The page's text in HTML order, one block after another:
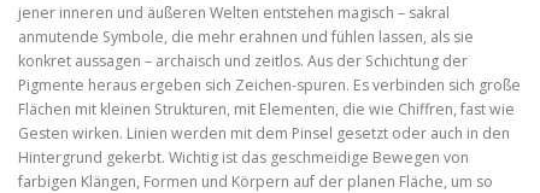
jener inneren und äußeren Welten entstehen magisch – sakral
anmutende Symbole, die mehr erahnen und fühlen lassen, als sie
konkret aussagen – archaisch und zeitlos. Aus der Schichtung der
Pigmente heraus ergeben sich Zeichen-spuren. Es verbinden sich große
Flächen mit kleinen Strukturen, mit Elementen, die wie Chiffren, fast wie
Gesten wirken. Linien werden mit dem Pinsel gesetzt oder auch in den
Hintergrund gekerbt. Wichtig ist das geschmeidige Bewegen von
farbigen Klängen, Formen und Körpern auf der planen Fläche, um so